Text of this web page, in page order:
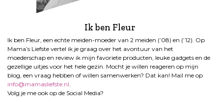
Ik ben Fleur
Ik ben Fleur, een echte meiden-moeder van 2 meiden (’08) en (’12). Op
Mama’s Liefste vertel ik je graag over het avontuur van het
moederschap en review ik mijn favoriete producten, leuke gadgets en de
gezellige uitjes voor het hele gezin. Mocht je willen reageren op mijn
blog, een vraag hebben of willen samenwerken? Dat kan! Mail me op
info@mamasliefste.nl
Volg je me ook op de Social Media?